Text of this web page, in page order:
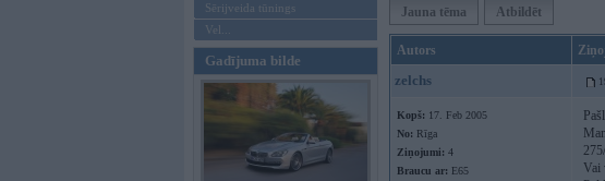
Sērijveida tūnings
Vel...
Gadījuma bilde
Jauna tēma Atbildēt
Autors
zelchs
Kopš: 17. Feb 2005
No: Rīga
Ziņojumi: 4
Braucu ar: E65
Vai